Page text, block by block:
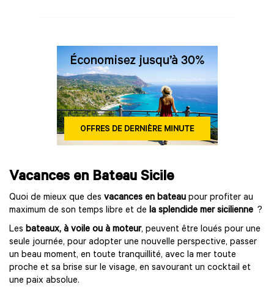
Vacances en Bateau Sicile
Quoi de mieux que des vacances en bateau pour profiter au
maximum de son temps libre et de la splendide mer sicilienne ?
Les bateaux, à voile ou à moteur, peuvent être loués pour une
seule journée, pour adopter une nouvelle perspective, passer
un beau moment, en toute tranquillité, avec la mer toute
proche et sa brise sur le visage, en savourant un cocktail et
une paix absolue.